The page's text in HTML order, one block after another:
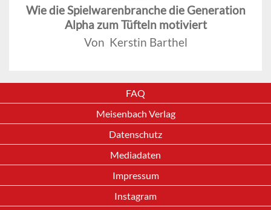
Wie die Spielwarenbranche die Generation
Alpha zum Tüfteln motiviert
Von Kerstin Barthel
FAQ
Meisenbach Verlag
Datenschutz
Mediadaten
Impressum
Instagram